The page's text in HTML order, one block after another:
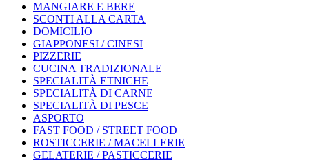
MANGIARE E BERE
SCONTI ALLA CARTA
DOMICILIO
GIAPPONESI / CINESI
PIZZERIE
CUCINA TRADIZIONALE
SPECIALITÀ ETNICHE
SPECIALITÀ DI CARNE
SPECIALITÀ DI PESCE
ASPORTO
FAST FOOD / STREET FOOD
ROSTICCERIE / MACELLERIE
GELATERIE / PASTICCERIE